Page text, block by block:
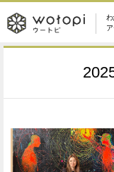
わ
ア
wotopi
ー
ー
健康
ライフスタイル